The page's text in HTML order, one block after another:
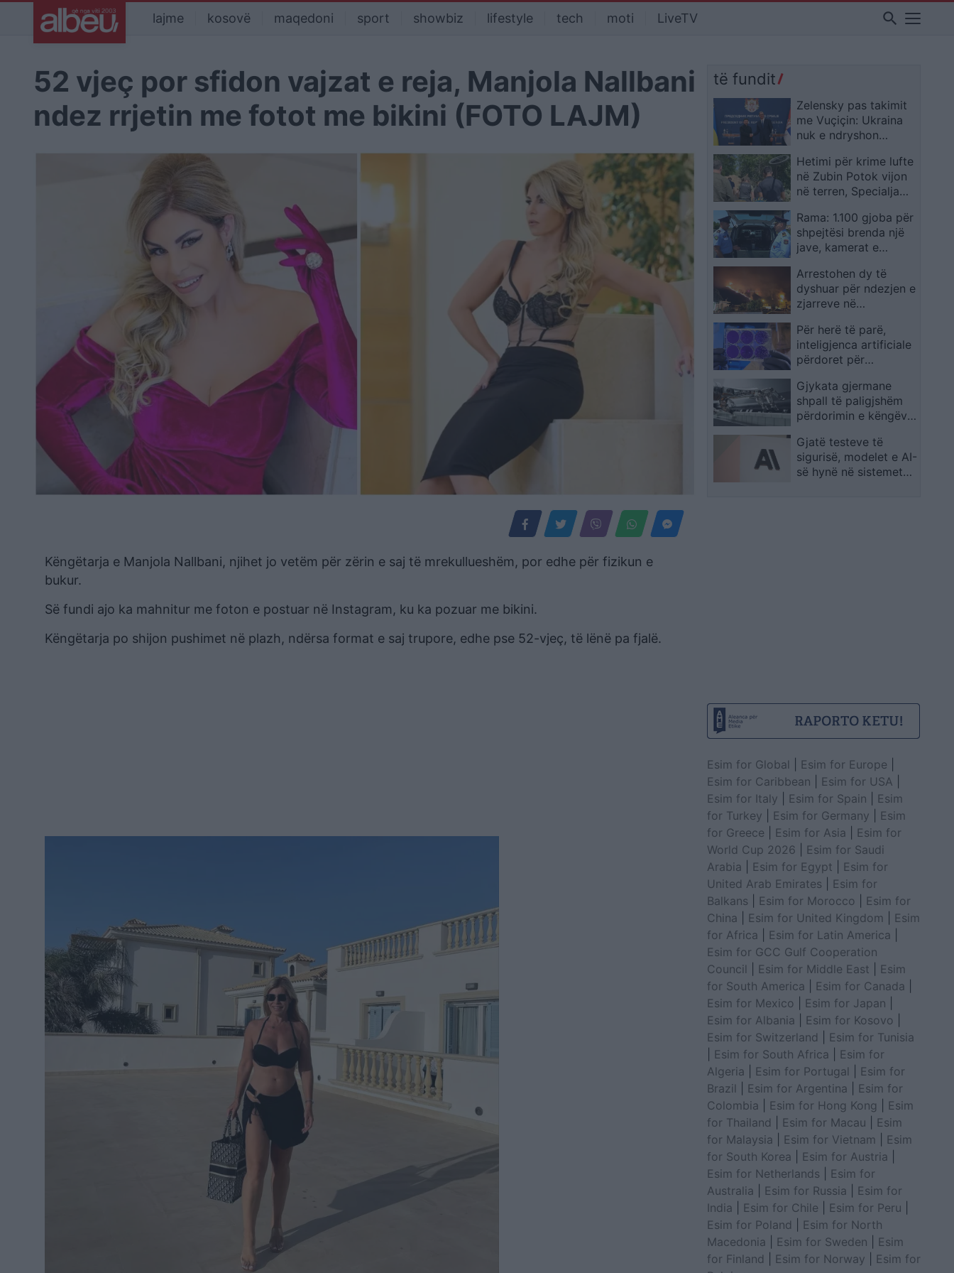
lajme kosovë maqedoni sport showbiz lifestyle tech moti LiveTV search
52 vjeç por sfidon vajzat e reja, Manjola Nallbani
ndez rrjetin me fotot me bikini (FOTO LAJM)
Këngëtarja e Manjola Nallbani, njihet jo vetëm për zërin e saj të mrekullueshëm, por edhe për fizikun e
bukur.
Së fundi ajo ka mahnitur me foton e postuar në Instagram, ku ka pozuar me bikini.
Këngëtarja po shijon pushimet në plazh, ndërsa format e saj trupore, edhe pse 52-vjeç, të lënë pa fjalë.
të fundit
Zelensky pas takimit
me Vuçiçin: Ukraina
nuk e ndryshon
njohë Kosovën
Hetimi për krime lufte
në Zubin Potok vijon
në terren, Specialja
Rama: 1.100 gjoba për
shpejtësi brenda një
jave, kamerat e
së shpejti monitorimin
Arrestohen dy të
dyshuar për ndezjen e
zjarreve në
Dollnen
Për herë të parë,
inteligjenca artificiale
përdoret për
të rinj
Gjykata gjermane
shpall të paligjshëm
përdorimin e këngëve
Gjatë testeve të
sigurisë, modelet e AI-
së hynë në sistemet
Esim for Global Esim for Europe
Esim for Caribbean
Esim for USA
Esim for Italy
Esim for Spain
Esim
for Turkey
Esim for Germany
Esim
for Greece
Esim for Asia
Esim for
World Cup 2026
Esim for Saudi
Arabia
Esim for Egypt
Esim for
United Arab Emirates
Esim for
Balkans
Esim for Morocco
Esim for
China
Esim for United Kingdom
Esim
for Africa
Esim for Latin America
Esim for GCC Gulf Cooperation
Council
Esim for Middle East
Esim
for South America
Esim for Canada
Esim for Mexico
Esim for Japan
Esim for Albania
Esim for Kosovo
Esim for Switzerland
Esim for Tunisia
Esim for South Africa
Esim for
Algeria
Esim for Portugal
Esim for
Brazil
Esim for Argentina
Esim for
Colombia
Esim for Hong Kong
Esim
for Thailand
Esim for Macau
Esim
for Malaysia
Esim for Vietnam
Esim
for South Korea
Esim for Austria
Esim for Netherlands
Esim for
Australia
Esim for Russia
Esim for
India
Esim for Chile Esim for Peru
Esim for Poland
Esim for North
Macedonia
Esim for Sweden
Esim
for Finland
Esim for Norway
Esim for